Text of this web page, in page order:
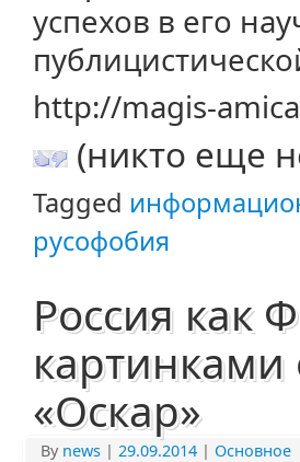
успехов в его
http://magis-
(никто еще
Tagged
русофобия
Россия как
картинками
«Оскар»
By news | 29.09.2014 | Основное